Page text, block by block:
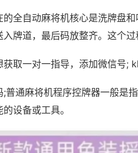
全自动麻将机核心是洗牌盘
牌道，最后码放整齐。这个过
取一对一指导，添加微信号;
普通麻将机程序控牌器一般是
设备或工具。